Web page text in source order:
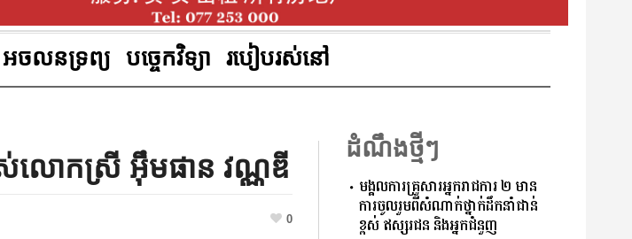
អចលនទ្រព្យ បច្ចេកវិទ្យា របៀបរស់នៅ
លោកស្រី អ៊ឹមផាន វណ្ណឌី
0
ដំណឹងថ្មីៗ
មង្គលការគ្រួសារអ្នករាជការ ២ មាន
ការចូលរួមពីសំណាក់​ថ្នាក់ដឹកនាំជាន់
ខ្ពស់ ឥស្សរជន និងអ្នកជំនួញ